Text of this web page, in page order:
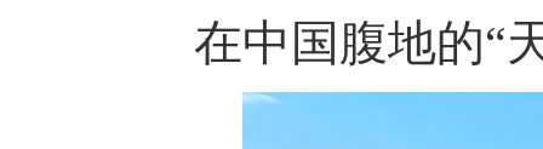
在中国腹地的“天